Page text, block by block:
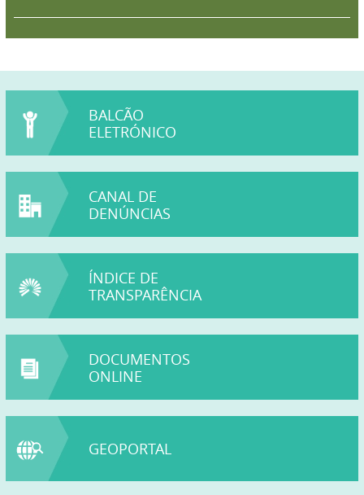
BALCÃO
ELETRÓNICO
CANAL DE
DENÚNCIAS
PERU
ÍNDICE DE
TRANSPARÊNCIA
DOCUMENTOS
ONLINE
GEOPORTAL